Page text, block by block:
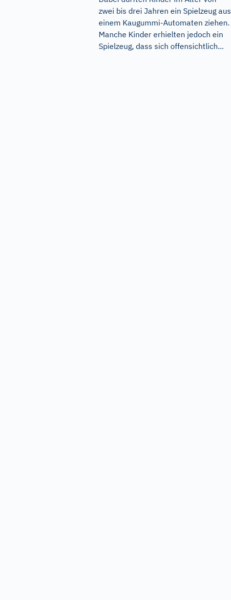
zwei bis drei Jahren ein Spielzeug aus
einem Kaugummi-Automaten ziehen.
Manche Kinder erhielten jedoch ein
Spielzeug, dass sich offensichtlich...